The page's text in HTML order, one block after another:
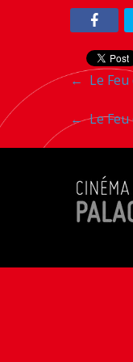
entre
les
← Le
entre
les
←Le Feu